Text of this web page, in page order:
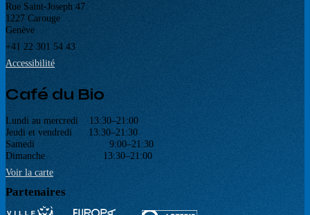
Rue Saint-Joseph 47
1227 Carouge
Genève
+41 22 301 54 43
Accessibilité
Café du Bio
Lundi au mercredi 13:30–21:00
Jeudi et vendredi 13:30–21:30
Samedi 9:00–21:30
Dimanche 13:30–21:00
Voir la carte
Partenaires